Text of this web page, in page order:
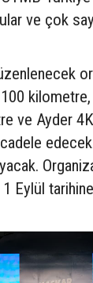
ve çok
ve Ayder
Eylül